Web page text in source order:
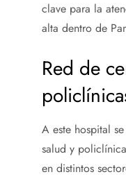
clave para la
alta dentro de
Red de
A este hospital
salud y
en distintos